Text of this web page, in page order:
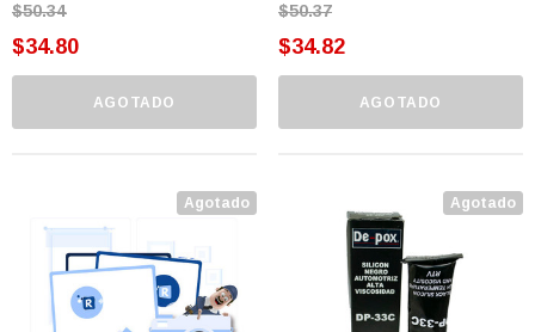
$50.34
$34.80
AGOTADO
$50.37
$34.82
AGOTADO
Agotado Agotado